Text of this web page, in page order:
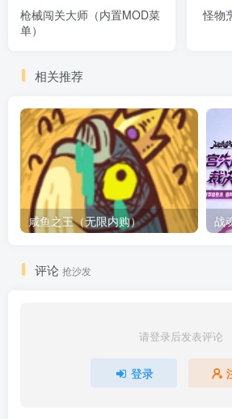
枪械闯关大师（内置MOD菜
单）
怪物
相关推荐
咸鱼之王（无限内购）
评论 抢沙发
请登录后发表评论
登录